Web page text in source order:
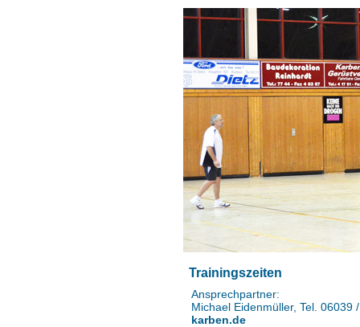
Trainingszeiten
Ansprechpartner:
Michael Eidenmüller, Tel.
karben.de